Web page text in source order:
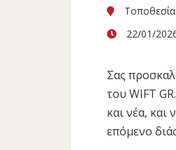
Τοποθεσία
22/01/
Σας
του WIFT
και νέα, και
επόμενο